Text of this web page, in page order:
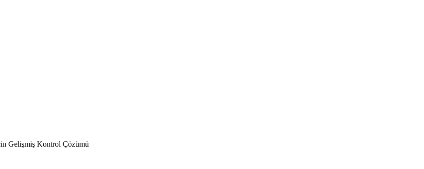
Gelişmiş Kontrol Çözümü